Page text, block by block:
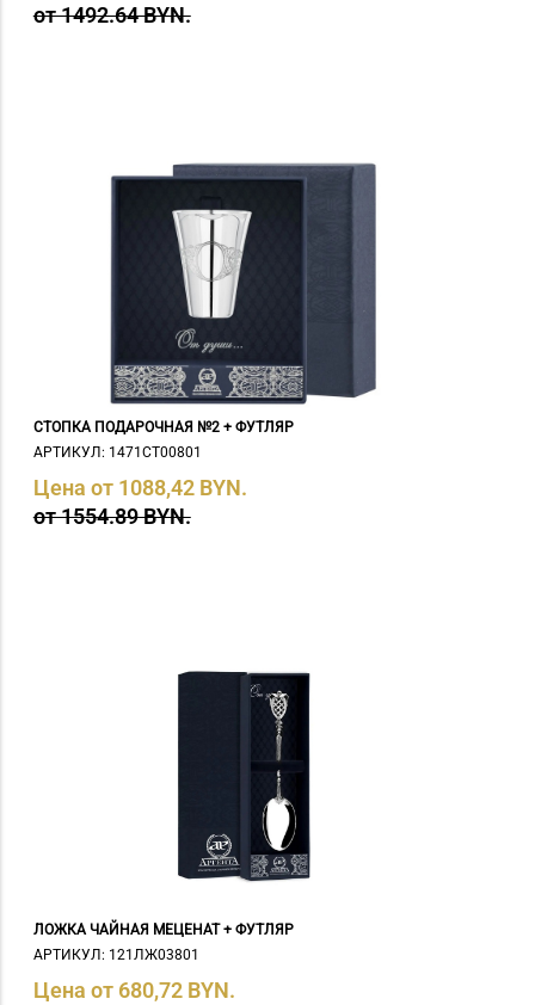
от 1492.64 BYN.
СТОПКА ПОДАРОЧНАЯ №2 + ФУТЛЯР
АРТИКУЛ: 1471СТ00801
Цена от 1088,42 BYN.
от 1554.89 BYN.
ЛОЖКА ЧАЙНАЯ МЕЦЕНАТ + ФУТЛЯР
АРТИКУЛ: 121ЛЖ03801
Цена от 680,72 BYN.